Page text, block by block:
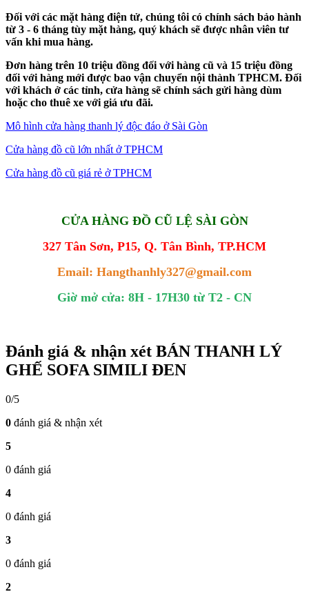
Đối với các mặt hàng điện tử, chúng tôi có chính sách bảo hành
từ 3 - 6 tháng tùy mặt hàng, quý khách sẽ được nhân viên tư
vấn khi mua hàng.
Đơn hàng trên 10 triệu đồng đối với hàng cũ và 15 triệu đồng
đối với hàng mới được bao vận chuyển nội thành TPHCM. Đối
với khách ở các tỉnh, cửa hàng sẽ chính sách gửi hàng dùm
hoặc cho thuê xe với giá ưu đãi.
Mô hình cửa hàng thanh lý độc đáo ở Sài Gòn
Cửa hàng đồ cũ lớn nhất ở TPHCM
Cửa hàng đồ cũ giá rẻ ở TPHCM
CỬA HÀNG ĐỒ CŨ LỆ SÀI GÒN
327 Tân Sơn, P15, Q. Tân Bình, TP.HCM
Email: Hangthanhly327@gmail.com
Giờ mở cửa: 8H - 17H30 từ T2 - CN
Đánh giá & nhận xét BÁN THANH LÝ
GHẾ SOFA SIMILI ĐEN
0/5
0 đánh giá & nhận xét
5
0 đánh giá
4
0 đánh giá
3
0 đánh giá
2